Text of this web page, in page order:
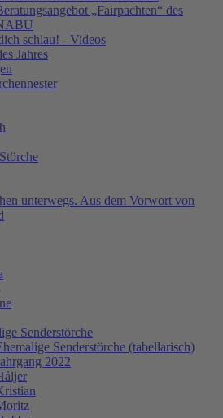
„Fairpachten“ des
schlau! - Videos
Jahres
unterwegs. Aus dem Vorwort von
Senderstörche
Senderstörche (tabellarisch)
2022